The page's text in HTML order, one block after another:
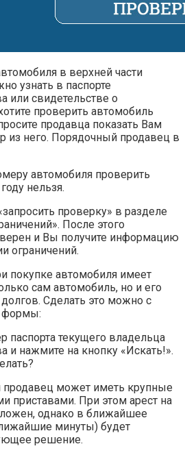
в верхней части
узнать в паспорте
или свидетельстве о
проверить автомобиль
продавца показать Вам
него. Порядочный продавец в
автомобиля проверить
нельзя.
проверку» в разделе
После этого
и Вы получите информацию
ограничений.
покупке автомобиля имеет
сам автомобиль, но и его
Сделать это можно с
паспорта текущего владельца
и нажмите на кнопку «Искать!».
может иметь крупные
приставами. При этом арест на
однако в ближайшее
минуты) будет
решение.